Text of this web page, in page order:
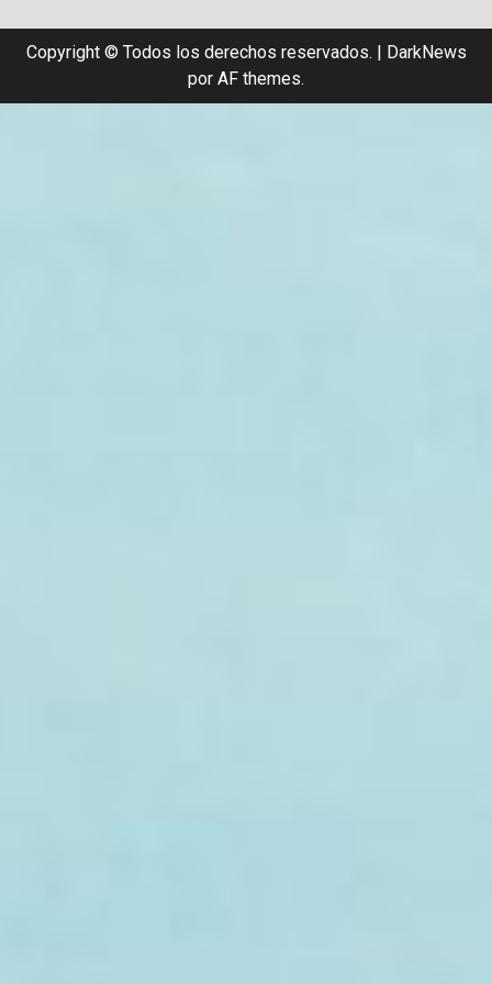
Copyright © Todos los derechos reservados. | DarkNews
por AF themes.